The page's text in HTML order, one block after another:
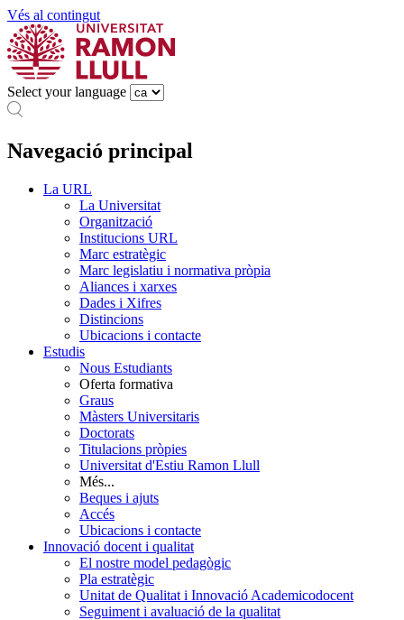
Vés al contingut
Select your language
Navegació principal
La URL
La Universitat
Organització
Institucions URL
Marc estratègic
Marc legislatiu i normativa pròpia
Aliances i xarxes
Dades i Xifres
Distincions
Ubicacions i contacte
Estudis
Nous Estudiants
Oferta formativa
Graus
Màsters Universitaris
Doctorats
Titulacions pròpies
Universitat d'Estiu Ramon Llull
Més...
Beques i ajuts
Accés
Ubicacions i contacte
Innovació docent i qualitat
El nostre model pedagògic
Pla estratègic
Unitat de Qualitat i Innovació Academicodocent
Seguiment i avaluació de la qualitat